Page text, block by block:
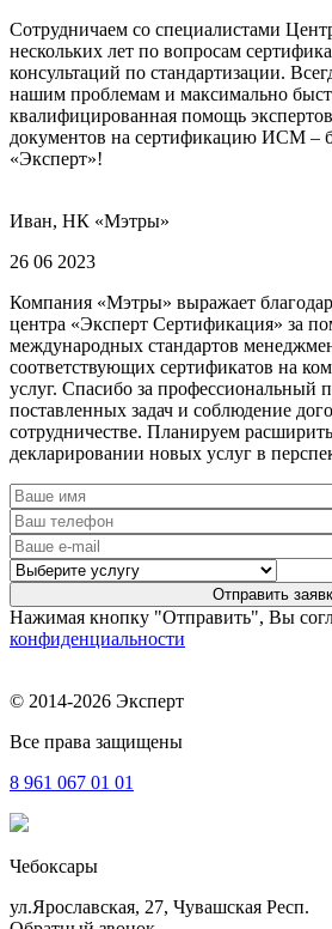
Сотрудничаем со специалистами
нескольких лет по вопросам
консультаций по стандартизации.
нашим проблемам и максимально
квалифицированная помощь
документов на сертификацию ИСМ –
«Эксперт»!
Иван, НК «Мэтры»
26 06 2023
Компания «Мэтры» выражает
центра «Эксперт Сертификация» за
международных стандартов
соответствующих сертификатов на
услуг. Спасибо за профессиональный
поставленных задач и соблюдение
сотрудничестве. Планируем
декларировании новых услуг в
Нажимая кнопку "Отправить", Вы
конфиденциальности
© 2014-2026 Эксперт
Все права защищены
8 961 067 01 01
Чебоксары
ул.Ярославская, 27, Чувашская Респ.